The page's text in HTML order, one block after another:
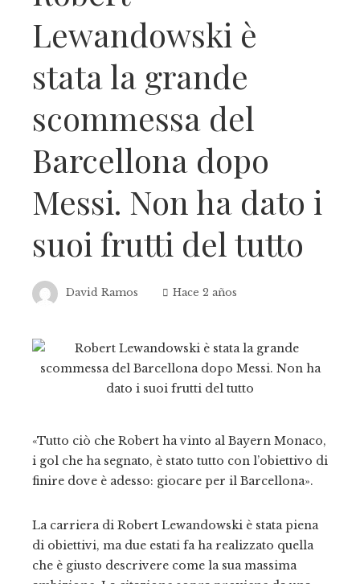
Lewandowski è
stata la grande
scommessa del
Barcellona dopo
Messi. Non ha dato i
suoi frutti del tutto
David Ramos Hace 2 años
«Tutto ciò che Robert ha vinto al Bayern Monaco,
i gol che ha segnato, è stato tutto con l’obiettivo di
finire dove è adesso: giocare per il Barcellona».
La carriera di Robert Lewandowski è stata piena
di obiettivi, ma due estati fa ha realizzato quella
che è giusto descrivere come la sua massima